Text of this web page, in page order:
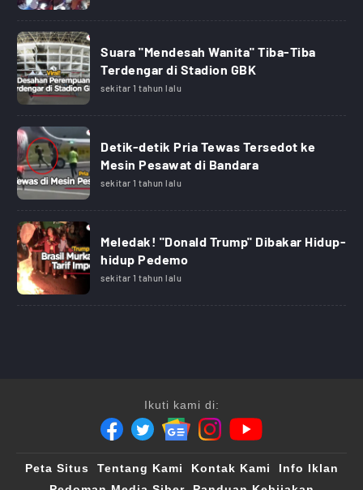
Suara "Mendesah Wanita" Tiba-Tiba
Terdengar di Stadion GBK
sekitar 1 tahun lalu
Detik-detik Pria Tewas Tersedot ke
Mesin Pesawat di Bandara
sekitar 1 tahun lalu
Meledak! "Donald Trump" Dibakar Hidup-
hidup Pedemo
sekitar 1 tahun lalu
Ikuti kami di:
Peta Situs Tentang Kami Kontak Kami
Info Iklan